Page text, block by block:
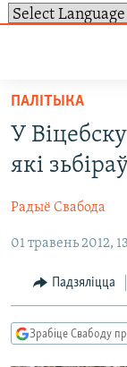
доступу
Перайсьці
да
галоўнага
Перайсьці
да
навігацыі
Перайсьці
да
пошуку
УСЕ НАВІНЫ
ЛЮДЗІ
ПАЛІТЫКА
ЭКАНОМІКА
БЕЛАРУСЫ НА
ТОЛЬКІ НА
БЛОГІ
ГІСТОРЫЯ НА
ПАДКАСТЫ
АЎДЫЁКНІГІ
АБЫСЬЦІ
ПАДЗЯЛІЦЦА
ПАДПІСАЦЦА
RSS
ПАДКАСТЫ
TWITTER
ПАЛІТЫКА
У
які
Радыё Свабода
01 травень 2012,
Падзяліцца
Зрабіце Свабоду